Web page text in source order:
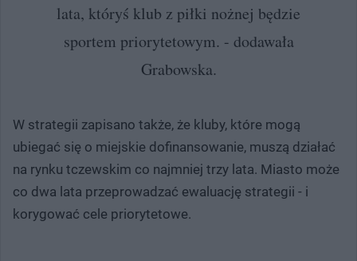
lata, któryś klub z piłki nożnej będzie
sportem priorytetowym. - dodawała
Grabowska.
W strategii zapisano także, że kluby, które mogą
ubiegać się o miejskie dofinansowanie, muszą działać
na rynku tczewskim co najmniej trzy lata. Miasto może
co dwa lata przeprowadzać ewaluację strategii - i
korygować cele priorytetowe.